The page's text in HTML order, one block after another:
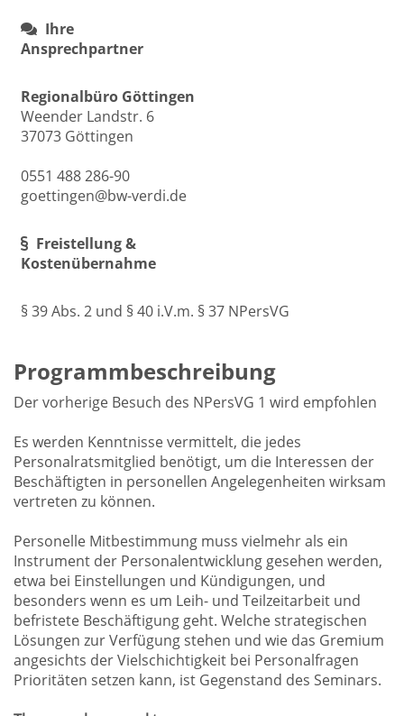
Ihre
Ansprechpartner
Regionalbüro Göttingen
Weender Landstr. 6
37073 Göttingen
0551 488 286-90
goettingen@bw-verdi.de
Freistellung &
Kostenübernahme
§ 39 Abs. 2 und § 40 i.V.m. § 37 NPersVG
Programmbeschreibung
Der vorherige Besuch des NPersVG 1 wird empfohlen
Es werden Kenntnisse vermittelt, die jedes
Personalratsmitglied benötigt, um die Interessen der
Beschäftigten in personellen Angelegenheiten wirksam
vertreten zu können.
Personelle Mitbestimmung muss vielmehr als ein
Instrument der Personalentwicklung gesehen werden,
etwa bei Einstellungen und Kündigungen, und
besonders wenn es um Leih- und Teilzeitarbeit und
befristete Beschäftigung geht. Welche strategischen
Lösungen zur Verfügung stehen und wie das Gremium
angesichts der Vielschichtigkeit bei Personalfragen
Prioritäten setzen kann, ist Gegenstand des Seminars.